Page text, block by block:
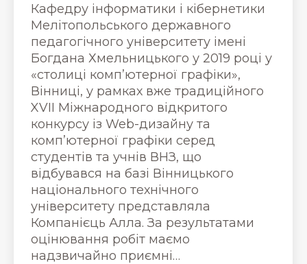
Кафедру інформатики і кібернетики
Мелітопольського державного
педагогічного університету імені
Богдана Хмельницького у 2019 році у
«столиці комп’ютерної графіки»,
Вінниці, у рамках вже традиційного
XVII Міжнародного відкритого
конкурсу із Web-дизайну та
комп’ютерної графіки серед
студентів та учнів ВНЗ, що
відбувався на базі Вiнницького
нацiонального технiчного
унiверситету представляла
Компанієць Алла. За результатами
оцінювання робіт маємо
надзвичайно приємні…